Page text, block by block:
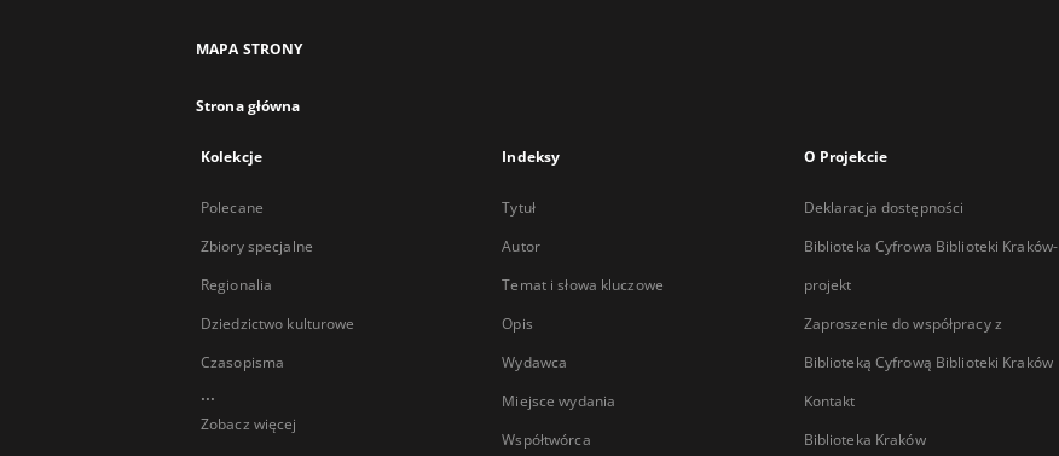
MAPA STRONY
Strona główna
Kolekcje
Polecane
Zbiory specjalne
Regionalia
Dziedzictwo kulturowe
Czasopisma
...
Zobacz więcej
Indeksy
Tytuł
Autor
Temat i słowa kluczowe
Opis
Wydawca
Miejsce wydania
Współtwórca
O Projekcie
Deklaracja dostępności
Biblioteka Cyfrowa Biblioteki Kraków-
projekt
Zaproszenie do współpracy z
Biblioteką Cyfrową Biblioteki Kraków
Kontakt
Biblioteka Kraków